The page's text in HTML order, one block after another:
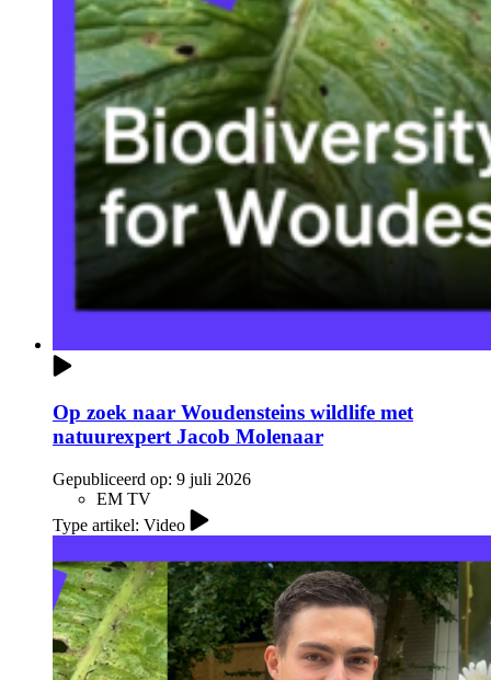
Op zoek naar Woudensteins wildlife met
natuurexpert Jacob Molenaar
Gepubliceerd op: 9 juli 2026
EM TV
Type artikel: Video